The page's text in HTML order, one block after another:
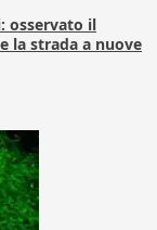
osservato il
la strada a nuove